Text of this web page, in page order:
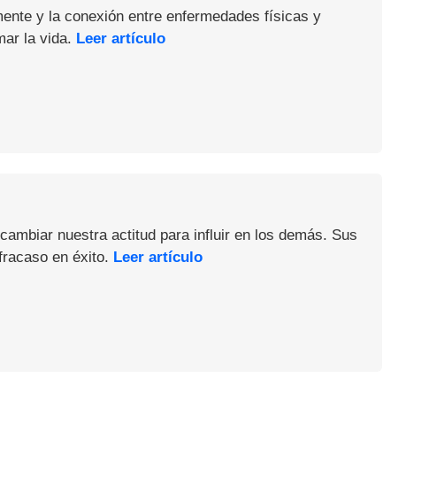
y la conexión entre enfermedades físicas y
la vida. Leer artículo
nuestra actitud para influir en los demás. Sus
en éxito. Leer artículo